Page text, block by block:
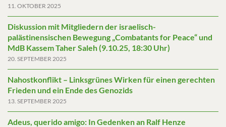
11. OKTOBER 2025
Diskussion mit Mitgliedern der israelisch-
palästinensischen Bewegung „Combatants for Peace“ und
MdB Kassem Taher Saleh (9.10.25, 18:30 Uhr)
20. SEPTEMBER 2025
Nahostkonflikt – Linksgrünes Wirken für einen gerechten
Frieden und ein Ende des Genozids
13. SEPTEMBER 2025
Adeus, querido amigo: In Gedenken an Ralf Henze